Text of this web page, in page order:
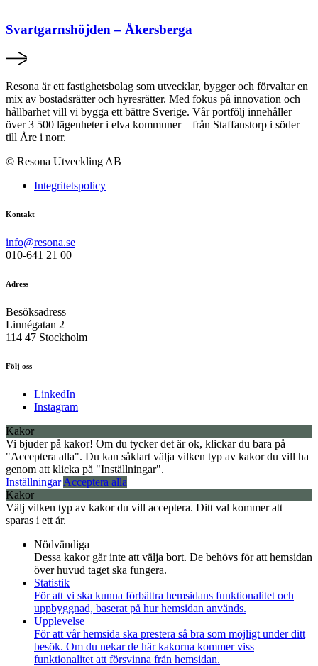
Svartgarnshöjden – Åkersberga
Resona är ett fastighetsbolag som utvecklar, bygger och förvaltar en
mix av bostadsrätter och hyresrätter. Med fokus på innovation och
hållbarhet vill vi bygga ett bättre Sverige. Vår portfölj innehåller
över 3 500 lägenheter i elva kommuner – från Staffanstorp i söder
till Åre i norr.
© Resona Utveckling AB
Integritetspolicy
Kontakt
info@resona.se
010-641 21 00
Adress
Besöksadress
Linnégatan 2
114 47 Stockholm
Följ oss
LinkedIn
Instagram
Kakor
Vi bjuder på kakor! Om du tycker det är ok, klickar du bara på
"Acceptera alla". Du kan såklart välja vilken typ av kakor du vill ha
genom att klicka på "Inställningar".
InställningarAcceptera alla
Kakor
Välj vilken typ av kakor du vill acceptera. Ditt val kommer att
sparas i ett år.
Nödvändiga
Dessa kakor går inte att välja bort. De behövs för att hemsidan
över huvud taget ska fungera.
Statistik
För att vi ska kunna förbättra hemsidans funktionalitet och
uppbyggnad, baserat på hur hemsidan används.
Upplevelse
För att vår hemsida ska prestera så bra som möjligt under ditt
besök. Om du nekar de här kakorna kommer viss
funktionalitet att försvinna från hemsidan.